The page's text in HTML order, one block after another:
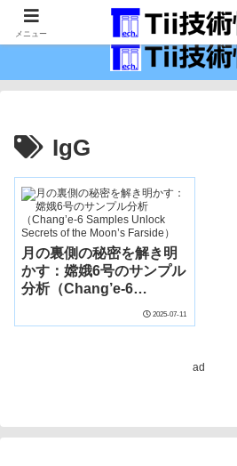
最新の科学技術の情報
IgG
月の裏側の秘密を解き明
かす：嫦娥6号のサンプル
分析（Chang’e-6
of the Moon’s Farside）
2025-07-11
ad
メニュー